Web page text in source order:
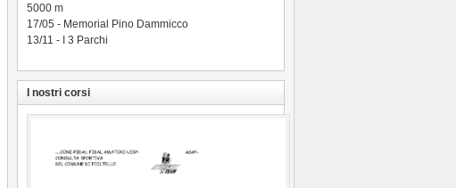
5000 m
17/05 - Memorial Pino Dammicco
13/11 - I 3 Parchi
I nostri corsi